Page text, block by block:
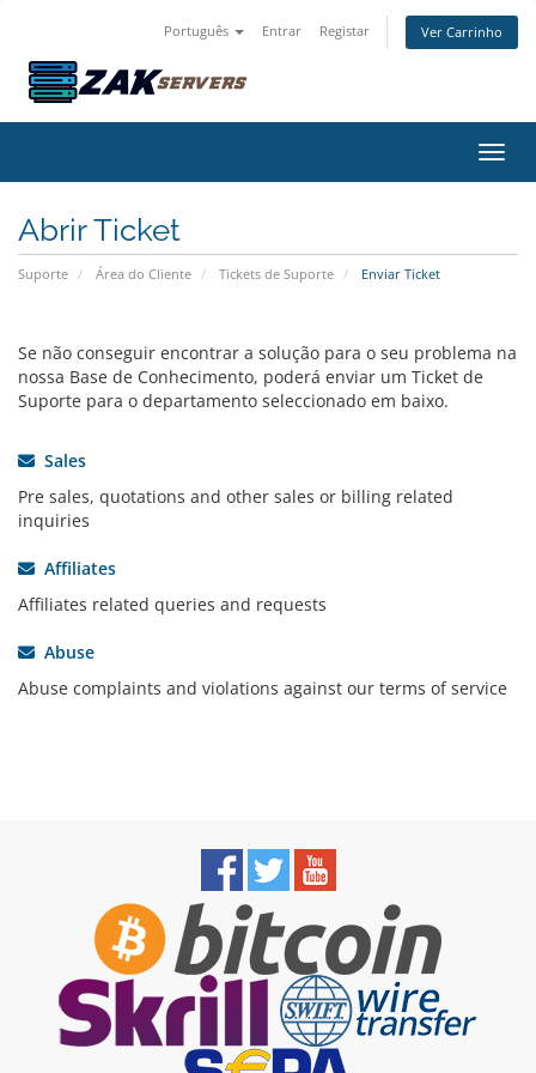
Português Entrar Registar Ver Carrinho
Abrir Ticket
Suporte Área do Cliente Tickets de Suporte Enviar Ticket
Se não conseguir encontrar a solução para o seu problema na
nossa Base de Conhecimento, poderá enviar um Ticket de
Suporte para o departamento seleccionado em baixo.
Sales
Pre sales, quotations and other sales or billing related
inquiries
Affiliates
Affiliates related queries and requests
Abuse
Abuse complaints and violations against our terms of service